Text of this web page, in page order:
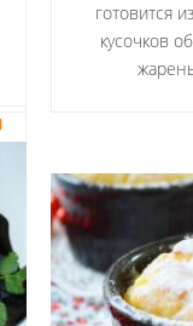
готовится
кусочков